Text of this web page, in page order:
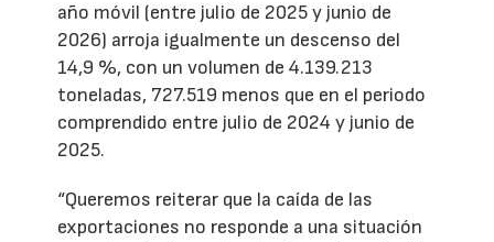
año móvil (entre julio de 2025 y junio de
2026) arroja igualmente un descenso del
14,9 %, con un volumen de 4.139.213
toneladas, 727.519 menos que en el periodo
comprendido entre julio de 2024 y junio de
2025.
“Queremos reiterar que la caída de las
exportaciones no responde a una situación